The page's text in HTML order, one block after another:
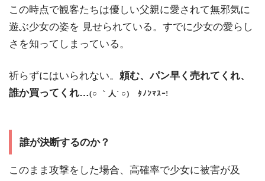
この時点で観客たちは優しい父親に愛されて無邪気に
遊ぶ少女の姿を 見せられている。すでに少女の愛らし
さを知ってしまっている。
祈らずにはいられない。 頼む、パン早く売れてくれ、
誰か買ってくれ…(○ ｀人´ ○) ﾀﾉﾝﾏｽｰ!
誰が決断するのか？
このまま攻撃をした場合、高確率で少女に被害が及